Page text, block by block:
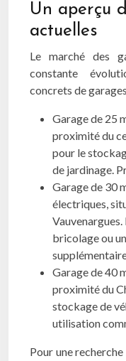
Un aperçu
actuelles
Le marché des
constante
concrets de
Garage de 25
proximité du
pour le
de jardinage.
Garage de 30
électriques,
bricolage ou
Garage de 40
proximité du
stockage de
utilisation
Pour une